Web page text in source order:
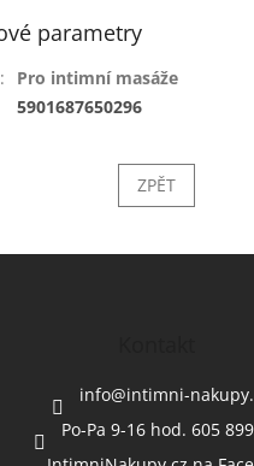
parametry
:
Pro intimní masáže
5901687650296
ZPĚT
info@intimni-
Po-Pa 9-16 hod. 605